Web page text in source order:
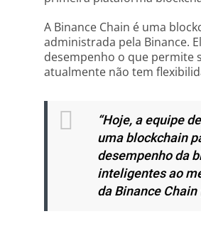
A Binance Chain é uma
administrada pela Binance.
desempenho o que permite
atualmente não tem
“Hoje, a equipe
uma blockchain
desempenho da
inteligentes ao
da Binance